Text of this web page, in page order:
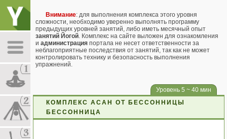
Внимание: для выполнения комплекса этого уровня
сложности, необходимо уверенно выполнять программу
предыдущих уровней занятий, либо иметь месячный опыт
занятий Йогой. Комплекс на сайте выложен для ознакомления
и администрация портала не несет ответственности за
неблагоприятные последствия от занятий, так как не может
контролировать технику и безопасность выполнения
упражнений.
Уровень 5 ~ 40 мин
КОМПЛЕКС АСАН ОТ БЕССОННИЦЫ
БЕССОННИЦА